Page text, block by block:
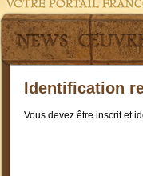
Identification
Vous devez être inscrit et